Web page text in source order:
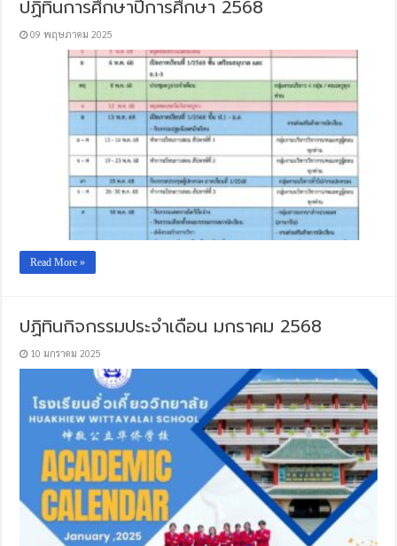
ปฏิทินการศึกษาปีการศึกษา 2568
09 พฤษภาคม 2025
Read More »
ปฏิทินกิจกรรมประจำเดือน มกราคม 2568
10 มกราคม 2025